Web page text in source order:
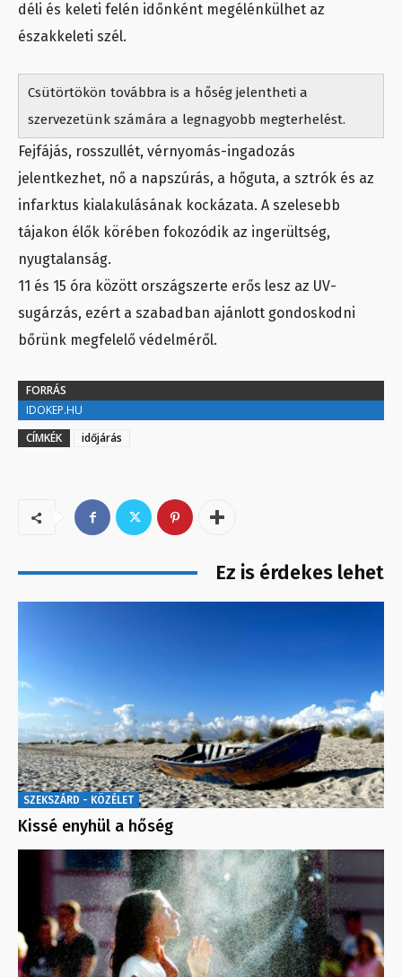
déli és keleti felén időnként megélénkülhet az
északkeleti szél.
Csütörtökön továbbra is a hőség jelentheti a
szervezetünk számára a legnagyobb megterhelést.
Fejfájás, rosszullét, vérnyomás-ingadozás
jelentkezhet, nő a napszúrás, a hőguta, a sztrók és az
infarktus kialakulásának kockázata. A szelesebb
tájakon élők körében fokozódik az ingerültség,
nyugtalanság.
11 és 15 óra között országszerte erős lesz az UV-
sugárzás, ezért a szabadban ajánlott gondoskodni
bőrünk megfelelő védelméről.
FORRÁS
IDOKEP.HU
CÍMKÉK
időjárás
Ez is érdekes lehet
SZEKSZÁRD - KÖZÉLET
Kissé enyhül a hőség